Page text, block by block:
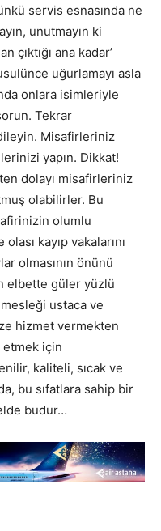
servis esnasında ne
unutmayın ki
çıktığı ana kadar’
uğurlamayı asla
onlara isimleriyle
Tekrar
Misafirleriniz
yapın. Dikkat!
dolayı misafirleriniz
olabilirler. Bu
olumlu
kayıp vakalarını
olmasının önünü
elbette güler yüzlü
mesleği ustaca ve
hizmet vermekten
etmek için
kaliteli, sıcak ve
bu sıfatlara sahip bir
budur…